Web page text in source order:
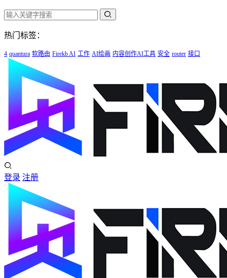
热门标签：
4 quantura 软路由 Firekb AI 工作 AI绘画 内容创作AI工具 安全 router 接口
登录 注册